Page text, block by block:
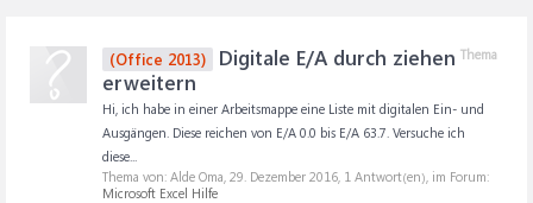
Thema
(Office 2013)
Digitale E/A durch ziehen
erweitern
Hi, ich habe in einer Arbeitsmappe eine Liste mit digitalen Ein- und
Ausgängen. Diese reichen von E/A 0.0 bis E/A 63.7. Versuche ich
diese...
Thema von: Alde Oma, 29. Dezember 2016, 1 Antwort(en), im Forum:
Microsoft Excel Hilfe